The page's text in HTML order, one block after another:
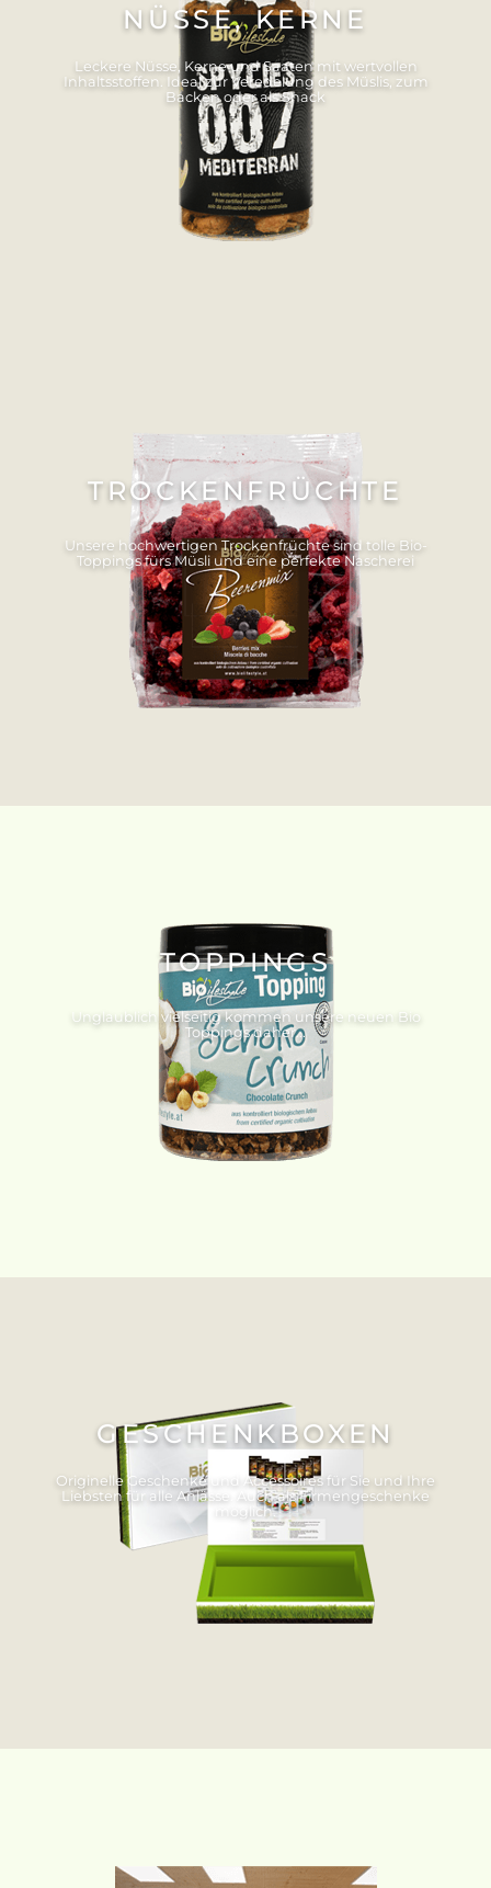
NÜSSE, KERNE
Leckere Nüsse, Kerne und Saaten mit wertvollen
Inhaltsstoffen. Ideal zur Veredelung des Müslis, zum
Backen oder als Snack
TROCKENFRÜCHTE
Unsere hochwertigen Trockenfrüchte sind tolle Bio-
Toppings fürs Müsli und eine perfekte Nascherei
TOPPINGS
Unglaublich vielseitig kommen unsere neuen Bio
Toppings daher...
GESCHENKBOXEN
Originelle Geschenke und Accessoires für Sie und Ihre
Liebsten für alle Anlässe. Auch als Firmengeschenke
möglich.